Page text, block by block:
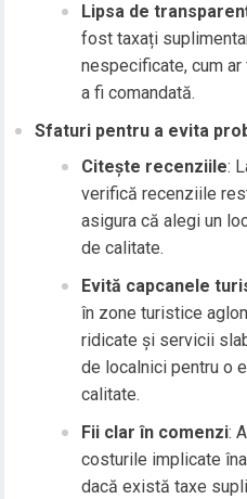
Lipsa de
fost taxați
nespecificate, cum
a fi comandată.
Sfaturi pentru a evita
Citește recenziile:
verifică recenziile
asigura că alegi un
de calitate.
Evită capcanele
în zone turistice
ridicate și servicii
de localnici pentru o
calitate.
Fii clar în comenzi:
costurile implicate
dacă există taxe